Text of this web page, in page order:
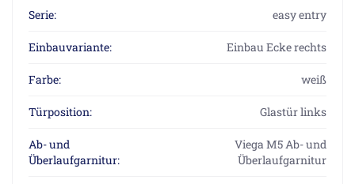
Serie: easy entry
Einbauvariante: Einbau Ecke rechts
Farbe: weiß
Türposition: Glastür links
Ab- und
Überlaufgarnitur:
Viega M5 Ab- und
Überlaufgarnitur